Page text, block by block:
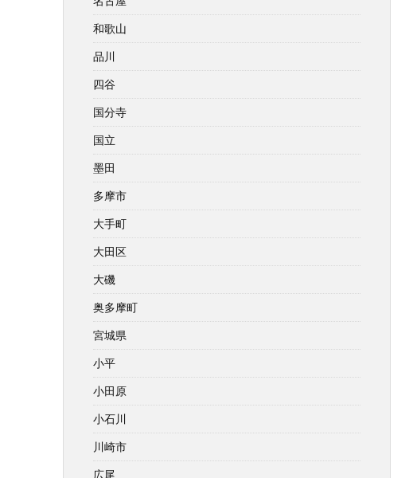
和歌山
品川
四谷
国分寺
国立
墨田
多摩市
大手町
大田区
大磯
奥多摩町
宮城県
小平
小田原
小石川
川崎市
広尾